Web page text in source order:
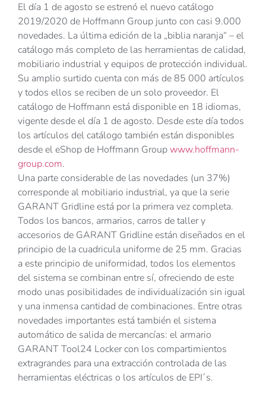
El día 1 de agosto se estrenó el nuevo catálogo
2019/2020 de Hoffmann Group junto con casi 9.000
novedades. La última edición de la „biblia naranja“ – el
catálogo más completo de las herramientas de calidad,
mobiliario industrial y equipos de protección individual.
Su amplio surtido cuenta con más de 85 000 artículos
y todos ellos se reciben de un solo proveedor. El
catálogo de Hoffmann está disponible en 18 idiomas,
vigente desde el día 1 de agosto. Desde este día todos
los artículos del catálogo también están disponibles
desde el eShop de Hoffmann Groupwww.hoffmann-
group.com.
Una parte considerable de las novedades (un 37%)
corresponde al mobiliario industrial, ya que la serie
GARANT Gridline está por la primera vez completa.
Todos los bancos, armarios, carros de taller y
accesorios de GARANT Gridline están diseñados en el
principio de la cuadricula uniforme de 25 mm. Gracias
a este principio de uniformidad, todos los elementos
del sistema se combinan entre sí, ofreciendo de este
modo unas posibilidades de individualización sin igual
y una inmensa cantidad de combinaciones. Entre otras
novedades importantes está también el sistema
automático de salida de mercancías: el armario
GARANT Tool24 Locker con los compartimientos
extragrandes para una extracción controlada de las
herramientas eléctricas o los artículos de EPI´s.